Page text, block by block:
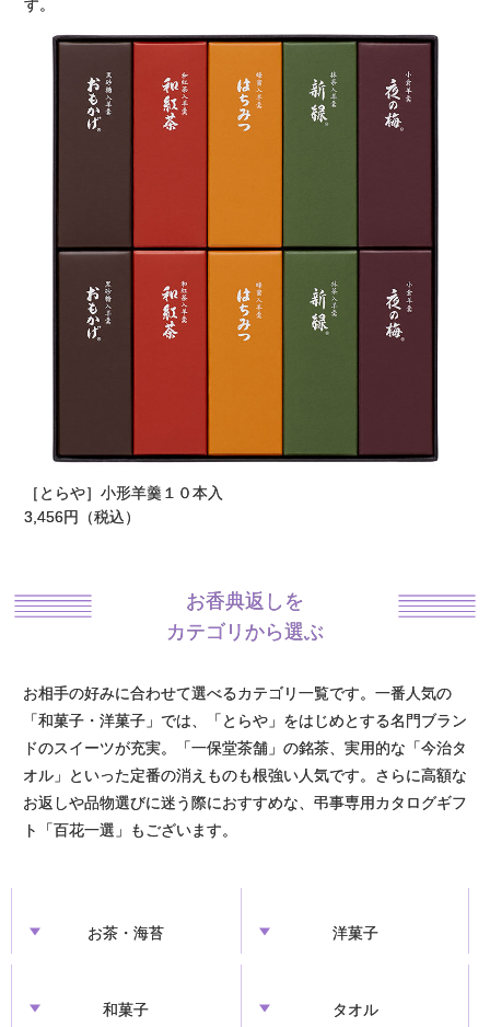
［山本海苔店］海苔詰合せ
3,240円（税込）
お香典返しを
カテゴリから選ぶ
お相手の好みに合わせて選べるカテゴリ一覧です。一番人気の
「和菓子・洋菓子」では、「とらや」をはじめとする名門ブラン
ドのスイーツが充実。「一保堂茶舗」の銘茶、実用的な「今治タ
オル」といった定番の消えものも根強い人気です。さらに高額な
お返しや品物選びに迷う際におすすめな、弔事専用カタログギフ
ト「百花一選」もございます。
お茶・海苔 洋菓子
和菓子 タオル